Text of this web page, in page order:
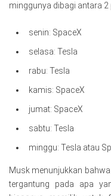
minggunya dibagi antara
senin: SpaceX
selasa: Tesla
rabu: Tesla
kamis: SpaceX
jumat: SpaceX
sabtu: Tesla
minggu: Tesla atau
Musk menunjukkan
tergantung pada apa